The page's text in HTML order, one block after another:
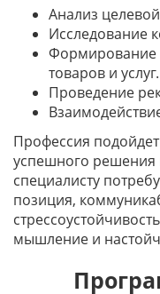
Анализ
Исследование
Формирование
товаров и услуг.
Проведение
Профессия
успешного решения
специалисту
позиция,
мышление и